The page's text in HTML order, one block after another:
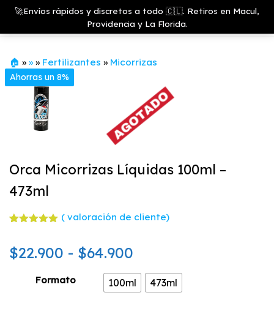
Saltar
contenido
🚀Envíos rápidos y discretos a todo 🇨🇱. Retiros en Macul,
Providencia y La Florida.
Growshop
& LED
Store
🏠 » » » Fertilizantes » Micorrizas
Ahorras un 8%
Orca Micorrizas Líquidas 100ml –
473ml
de 5 en
base a
( valoración de cliente)
$22.900 - $64.900
de
precios:
Formato 100ml 473ml